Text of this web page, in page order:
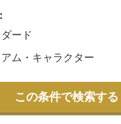
ード
ム・キャラクター
この条件で検索する